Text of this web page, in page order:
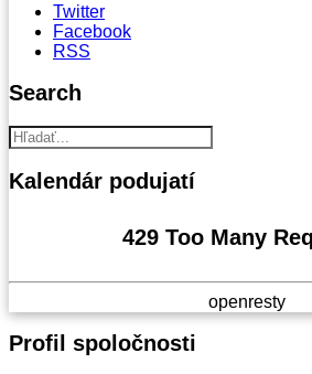
Twitter
Facebook
RSS
Search
Kalendár podujatí
429 Too Many
openresty
Profil spoločnosti